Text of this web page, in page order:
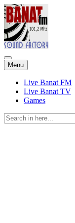
Menu Skip
to
content
Live Banat FM
Live Banat TV
Games
Search
for: